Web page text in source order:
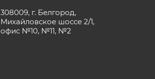
308009, г. Белгород,
Михайловское шоссе 2/1,
офис №10, №11, №2